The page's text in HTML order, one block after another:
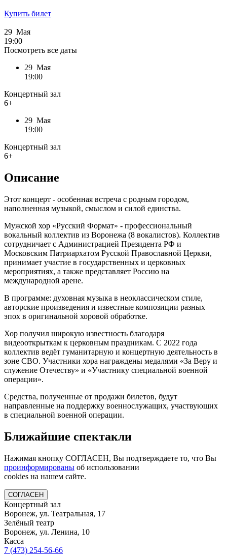
Купить билет
29 Мая
19:00
Посмотреть все даты
29 Мая
19:00
Концертный зал
6+
29 Мая
19:00
Концертный зал
6+
Описание
Этот концерт - особенная встреча с родным городом,
наполненная музыкой, смыслом и силой единства.
Мужской хор «Русский Формат» - профессиональный
вокальный коллектив из Воронежа (8 вокалистов). Коллектив
сотрудничает с Администрацией Президента РФ и
Московским Патриархатом Русской Православной Церкви,
принимает участие в государственных и церковных
мероприятиях, а также представляет Россию на
международной арене.
В программе: духовная музыка в неоклассическом стиле,
авторские произведения и известные композиции разных
эпох в оригинальной хоровой обработке.
Хор получил широкую известность благодаря
видеооткрыткам к церковным праздникам. С 2022 года
коллектив ведёт гуманитарную и концертную деятельность в
зоне СВО. Участники хора награждены медалями «За Веру и
служение Отечеству» и «Участнику специальной военной
операции».
Средства, полученные от продажи билетов, будут
направленные на поддержку военнослужащих, участвующих
в специальной военной операции.
Ближайшие спектакли
Нажимая кнопку СОГЛАСЕН, Вы подтверждаете то, что Вы
проинформированы об использовании
cookies на нашем сайте.
СОГЛАСЕН
Концертный зал
Воронеж, ул. Театральная, 17
Зелёный театр
Воронеж, ул. Ленина, 10
Касса
7 (473) 254-56-66